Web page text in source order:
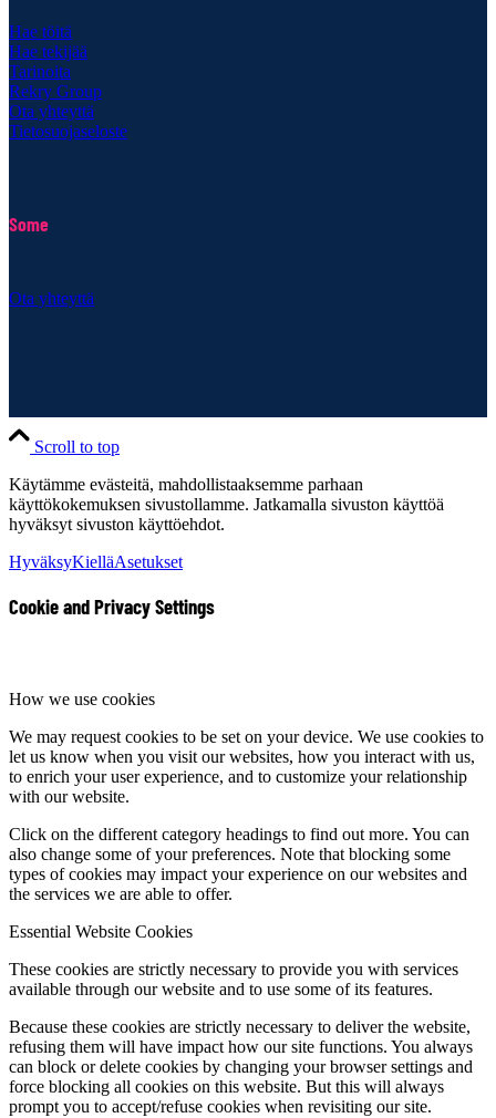
Hae töitä
Hae tekijää
Tarinoita
Rekry Group
Ota yhteyttä
Tietosuojaseloste
Some
Ota yhteyttä
Scroll to top
Käytämme evästeitä, mahdollistaaksemme parhaan
käyttökokemuksen sivustollamme. Jatkamalla sivuston käyttöä
hyväksyt sivuston käyttöehdot.
HyväksyKielläAsetukset
Cookie and Privacy Settings
How we use cookies
We may request cookies to be set on your device. We use cookies to
let us know when you visit our websites, how you interact with us,
to enrich your user experience, and to customize your relationship
with our website.
Click on the different category headings to find out more. You can
also change some of your preferences. Note that blocking some
types of cookies may impact your experience on our websites and
the services we are able to offer.
Essential Website Cookies
These cookies are strictly necessary to provide you with services
available through our website and to use some of its features.
Because these cookies are strictly necessary to deliver the website,
refusing them will have impact how our site functions. You always
can block or delete cookies by changing your browser settings and
force blocking all cookies on this website. But this will always
prompt you to accept/refuse cookies when revisiting our site.